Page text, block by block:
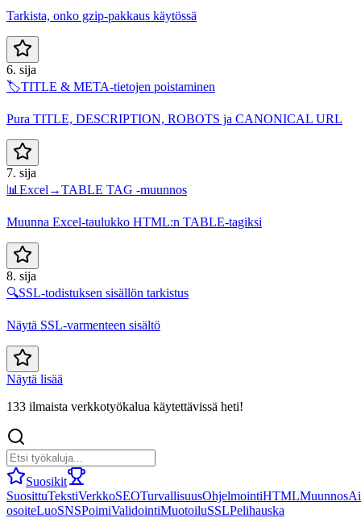
Tarkista, onko gzip-pakkaus käytössä
6. sija
🏷️TITLE & META-tietojen poistaminen
Pura TITLE, DESCRIPTION, ROBOTS ja CANONICAL URL
7. sija
📊 Excel→TABLE TAG -muunnos
Muunna Excel-taulukko HTML:n TABLE-tagiksi
8. sija
🔍SSL-todistuksen sisällön tarkistus
Näytä SSL-varmenteen sisältö
Näytä lisää
133 ilmaista verkkotyökalua käytettävissä heti!
Suosikit
SuosittuTekstiVerkkoSEOTurvallisuusOhjelmointiHTMLMuunnos
osoiteLuoSNSPoimiValidointiMuotoiluSSLPelihauska